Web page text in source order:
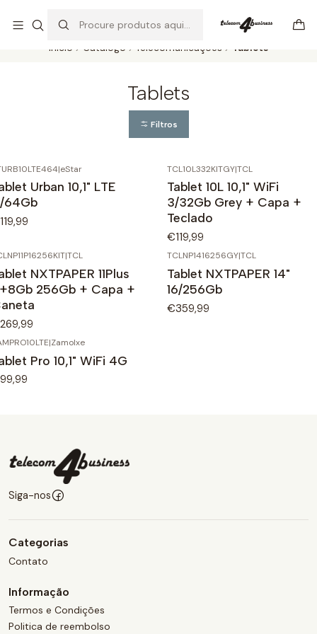
Ler mais
Início Catálogo Telecomunicações Tablets
Tablets
Filtros
|eStar
Urban 10,1" LTE
64Gb
TCL10L332KITGY|TCL
Tablet 10L 10,1" WiFi
3/32Gb Grey + Capa +
Teclado
€119,99
|TCL
NXTPAPER 11Plus
256Gb + Capa +
TCLNP1416256GY|TCL
Tablet NXTPAPER 14"
16/256Gb
€359,99
|Zamolxe
Pro 10,1" WiFi 4G
Siga-nos
Categorias
Contato
Informação
Termos e Condições
Politica de reembolso